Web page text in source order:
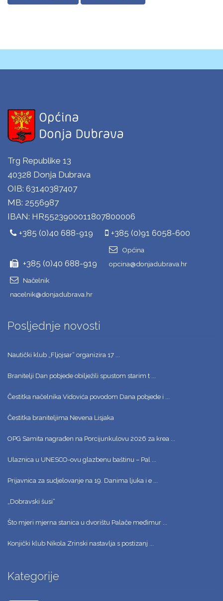
Trg Republike 13
40328 Donja Dubrava
OIB: 63140387407
MB: 2556987
IBAN: HR5523900011807800006
+385 (0)40 688-919
+385 (0)91 6058-600
+385 (0)40 688-919
Općina
opcina@donjadubrava.hr
Načelnik
nacelnik@donjadubrava.hr
Posljednje novosti
Nautički klub „Fljojsar“ organizira 17 ...
Branitelji Dan pobjede obilježili spustom starim t ...
Čestitka načelnika Vidovića povodom Dana pobjede i ...
Čestitka braniteljima Nevena Lisjaka
OPG Samita nagrađen na Porcijunkulovu 2026 za krea ...
Ulaznica u UNESCO-ovu glazbenu baštinu – Pal ...
Prijavnica za sudjelovanje na 19. Danima ljuka i e ...
„Dobravski šusi“
Što mjeri mjerna stanica u dvorištu Palače međimur ...
Konjički klub Nikola Zrinski nastavlja s postizanj ...
Kategorije